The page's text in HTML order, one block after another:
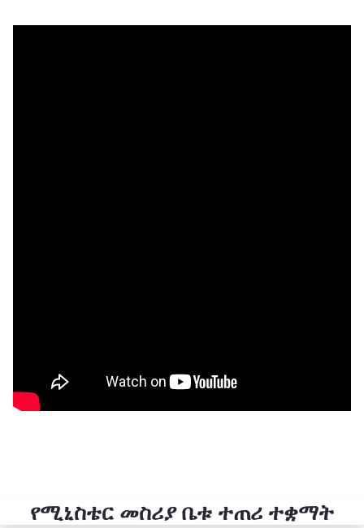
የሚኒስቴር መስሪያ ቤቱ ተጠሪ ተቋማት